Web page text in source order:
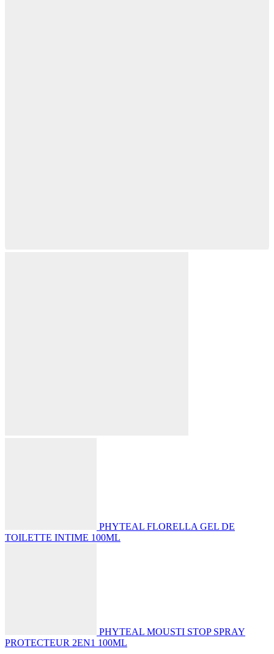
PHYTEAL FLORELLA GEL DE
TOILETTE INTIME 100ML
PHYTEAL MOUSTI STOP SPRAY
PROTECTEUR 2EN1 100ML